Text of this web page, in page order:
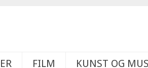
FILM KUNST OG